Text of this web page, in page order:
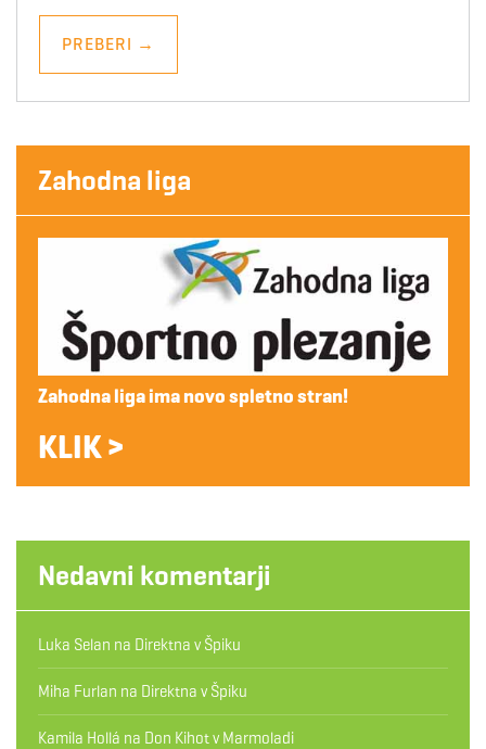
PREBERI →
Zahodna liga
Zahodna liga ima novo spletno stran!
KLIK >
Nedavni komentarji
Luka Selan na Direktna v Špiku
Miha Furlan na Direktna v Špiku
Kamila Hollá na Don Kihot v Marmoladi